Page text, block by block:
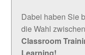
Dabei haben Sie
die Wahl
Classroom